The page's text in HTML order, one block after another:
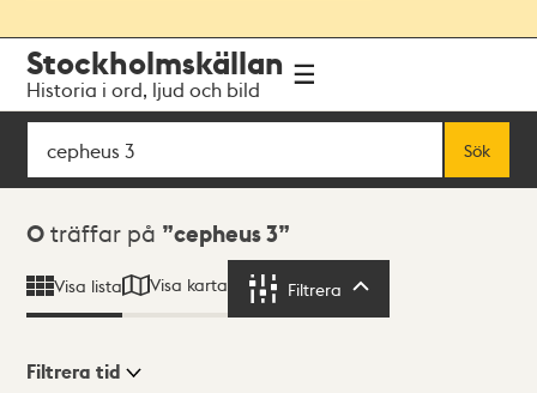
navigationen
huvudinnehållet
Stockholmskällan
Historia i ord, ljud och bild
Sök
Sök
Sökresultat
0 träffar på cepheus 3
Visa lista Visa karta Filtrera
Filtrera tid